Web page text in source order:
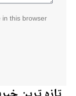
in this browser